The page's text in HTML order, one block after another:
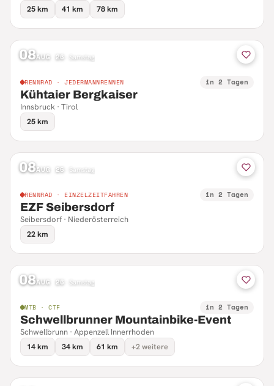
25 km
41 km 78 km
08AUG 26 Samstag
RENNRAD · JEDERMANNRENNEN in 2 Tagen
Kühtaier Bergkaiser
Innsbruck · Tirol
25 km
08AUG 26 Samstag
RENNRAD · EINZELZEITFAHREN in 2 Tagen
EZF Seibersdorf
Seibersdorf · Niederösterreich
22 km
08AUG 26 Samstag
MTB · CTF in 2 Tagen
Schwellbrunner Mountainbike-Event
Schwellbrunn · Appenzell Innerrhoden
14 km
34 km 61 km +2 weitere